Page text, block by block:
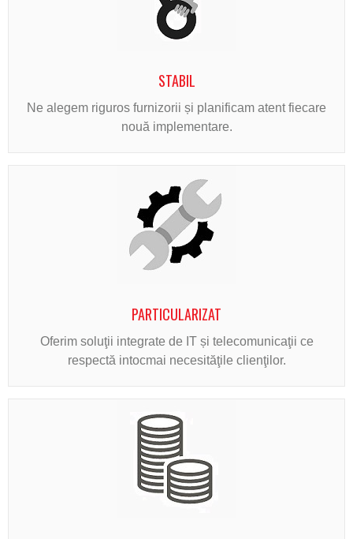
STABIL
Ne alegem riguros furnizorii și planificam atent fiecare
nouă implementare.
PARTICULARIZAT
Oferim soluţii integrate de IT și telecomunicaţii ce
respectă intocmai necesităţile clienţilor.